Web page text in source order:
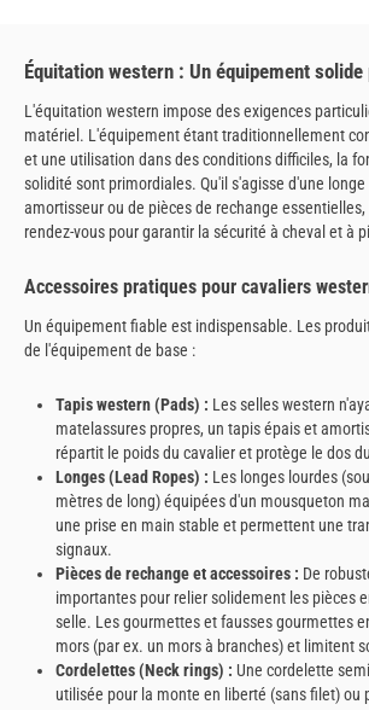
Équitation western : Un équipement
L'équitation western impose des exigences
matériel. L'équipement étant traditionnellement
et une utilisation dans des conditions difficiles, la
solidité sont primordiales. Qu'il s'agisse d'une
amortisseur ou de pièces de rechange
rendez-vous pour garantir la sécurité à cheval et à
Accessoires pratiques pour cavaliers
Un équipement fiable est indispensable. Les
de l'équipement de base :
Tapis western (Pads) : Les selles western
matelassures propres, un tapis épais et
répartit le poids du cavalier et protège le dos
Longes (Lead Ropes) : Les longes lourdes
mètres de long) équipées d'un mousqueton
une prise en main stable et permettent une
signaux.
Pièces de rechange et accessoires : De
importantes pour relier solidement les pièces
selle. Les gourmettes et fausses gourmettes
mors (par ex. un mors à branches) et limitent
Cordelettes (Neck rings) : Une cordelette
utilisée pour la monte en liberté (sans filet) ou